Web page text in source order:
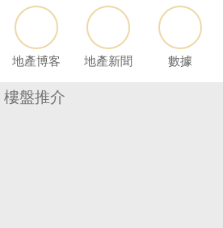
按
揭
地
產
地產博客 地產新聞 數據
樓盤推介